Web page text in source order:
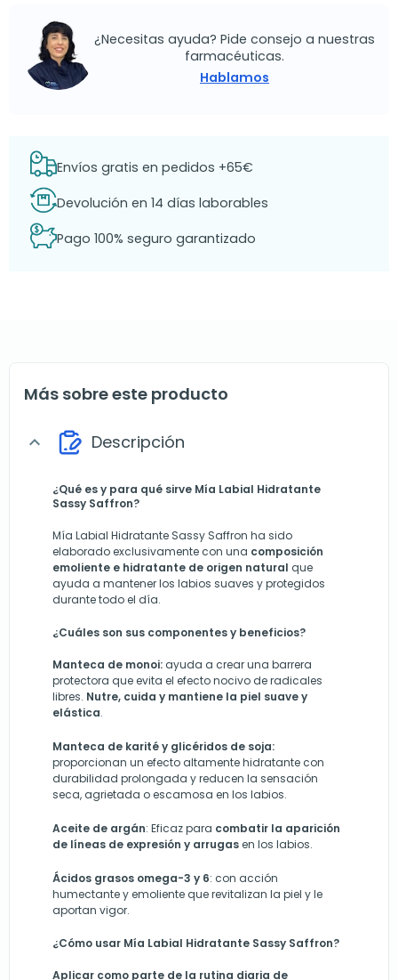
¿Necesitas ayuda? Pide consejo a nuestras
farmacéuticas.
Hablamos
Envíos gratis en pedidos +65€
Devolución en 14 días laborables
Pago 100% seguro garantizado
Más sobre este producto
expand_more Descripción
¿Qué es y para qué sirve Mía Labial Hidratante
Sassy Saffron?
Mía Labial Hidratante Sassy Saffron ha sido
elaborado exclusivamente con una composición
emoliente e hidratante de origen natural que
ayuda a mantener los labios suaves y protegidos
durante todo el día.
¿Cuáles son sus componentes y beneficios?
Manteca de monoi: ayuda a crear una barrera
protectora que evita el efecto nocivo de radicales
libres. Nutre, cuida y mantiene la piel suave y
elástica.
Manteca de karité y glicéridos de soja:
proporcionan un efecto altamente hidratante con
durabilidad prolongada y reducen la sensación
seca, agrietada o escamosa en los labios.
Aceite de argán: Eficaz para combatir la aparición
de líneas de expresión y arrugasen los labios.
Ácidos grasos omega-3 y 6: con acción
humectante y emoliente que revitalizan la piel y le
aportan vigor.
¿Cómo usar Mía Labial Hidratante Sassy Saffron?
Aplicar como parte de la rutina diaria de